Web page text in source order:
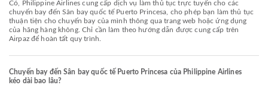
Có, Philippine Airlines cung cấp dịch vụ làm thủ tục trực tuyến cho các
chuyến bay đến Sân bay quốc tế Puerto Princesa, cho phép bạn làm thủ tục
thuận tiện cho chuyến bay của mình thông qua trang web hoặc ứng dụng
của hãng hàng không. Chỉ cần làm theo hướng dẫn được cung cấp trên
Airpaz để hoàn tất quy trình.
Chuyến bay đến Sân bay quốc tế Puerto Princesa của Philippine Airlines
kéo dài bao lâu?